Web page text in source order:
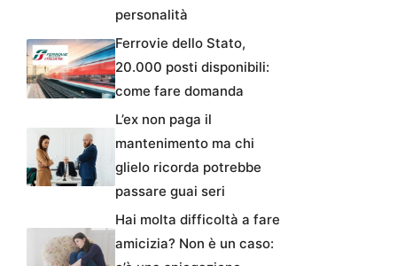
personalità
Ferrovie dello Stato,
20.000 posti disponibili:
come fare domanda
L’ex non paga il
mantenimento ma chi
glielo ricorda potrebbe
passare guai seri
Hai molta difficoltà a fare
amicizia? Non è un caso: